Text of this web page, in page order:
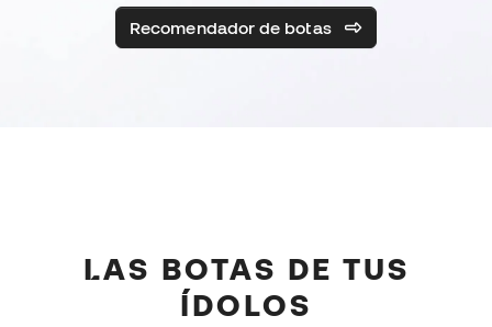
Recomendador de botas
LAS BOTAS DE TUS
ÍDOLOS